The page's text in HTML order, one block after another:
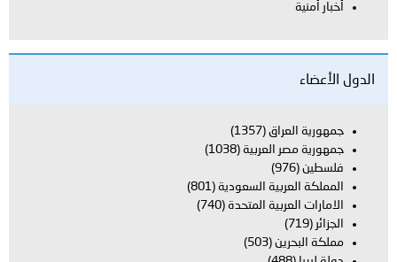
أمنية
العراق(1357)
مصر العربية (1038)
(976)
العربية السعودية(801)
العربية المتحدة(740)
البحرين(503)